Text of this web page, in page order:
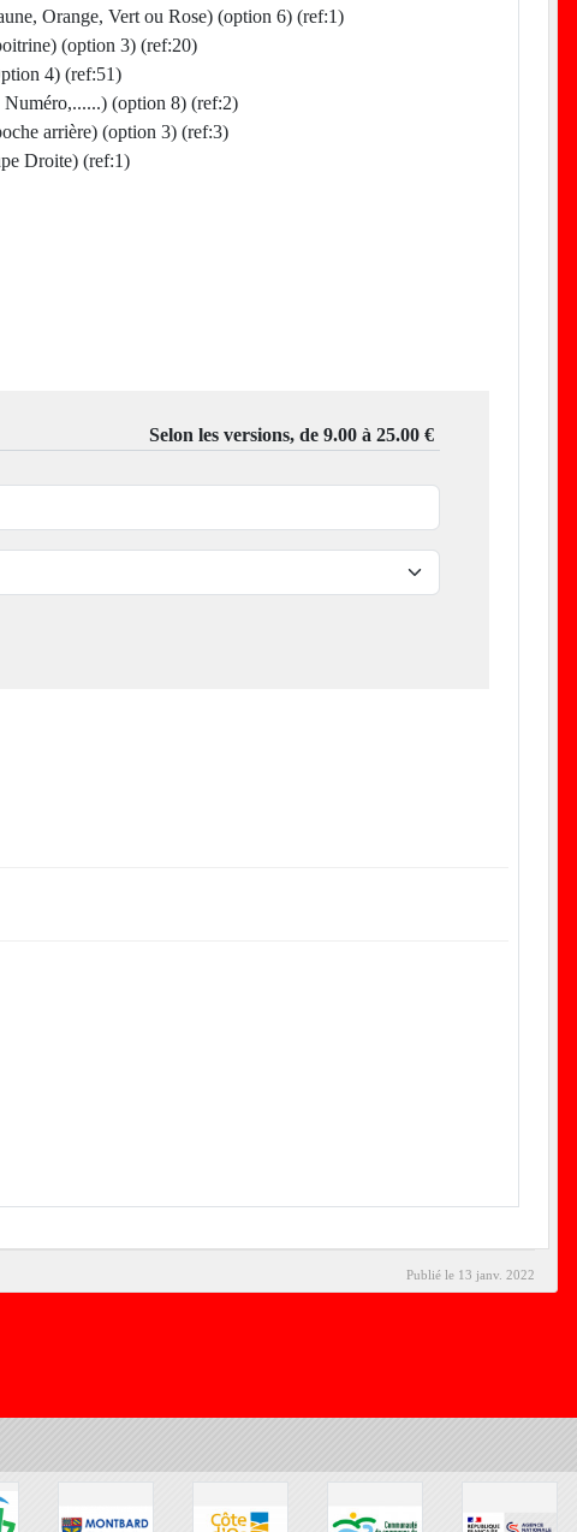
Orange, Vert ou Rose) (option 6) (ref:1)
(option 3) (ref:20)
4) (ref:51)
(option 8) (ref:2)
arrière) (option 3) (ref:3)
Droite) (ref:1)
Publié le 13 janv. 2022